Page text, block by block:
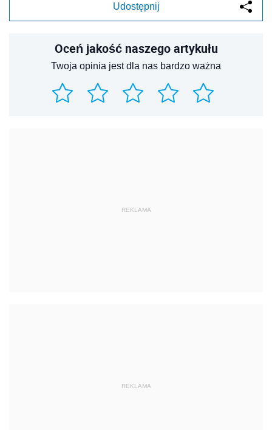
Udostępnij
Oceń jakość naszego artykułu
Twoja opinia jest dla nas bardzo ważna
REKLAMA
REKLAMA